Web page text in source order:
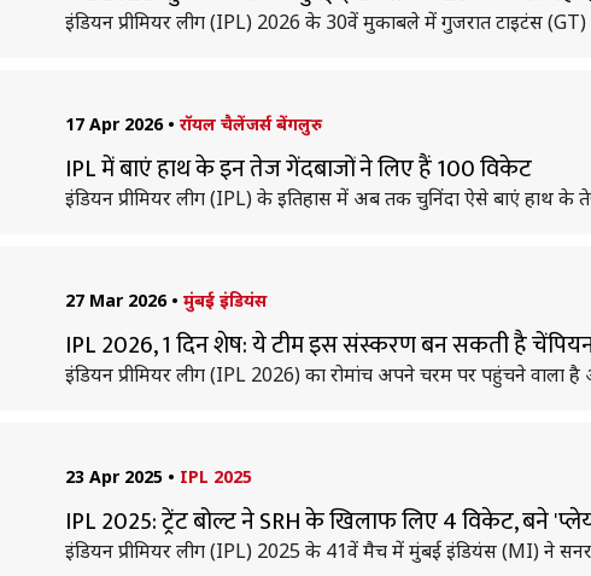
इंडियन प्रीमियर लीग (IPL) 2026 के 30वें मुकाबले में गुजरात टाइटंस
17 Apr 2026 • रॉयल चैलेंजर्स बेंगलुरु
IPL में बाएं हाथ के इन तेज गेंदबाजों ने लिए हैं 100 विकेट
इंडियन प्रीमियर लीग (IPL) के इतिहास में अब तक चुनिंदा ऐसे बाएं हाथ के
27 Mar 2026 • मुंबई इंडियंस
IPL 2026, 1 दिन शेष: ये टीम इस संस्करण बन सकती है
इंडियन प्रीमियर लीग (IPL 2026) का रोमांच अपने चरम पर पहुंचने वाला है
23 Apr 2025 • IPL 2025
IPL 2025: ट्रेंट बोल्ट ने SRH के खिलाफ लिए 4 विकेट, बने
इंडियन प्रीमियर लीग (IPL) 2025 के 41वें मैच में मुंबई इंडियंस (MI) ने